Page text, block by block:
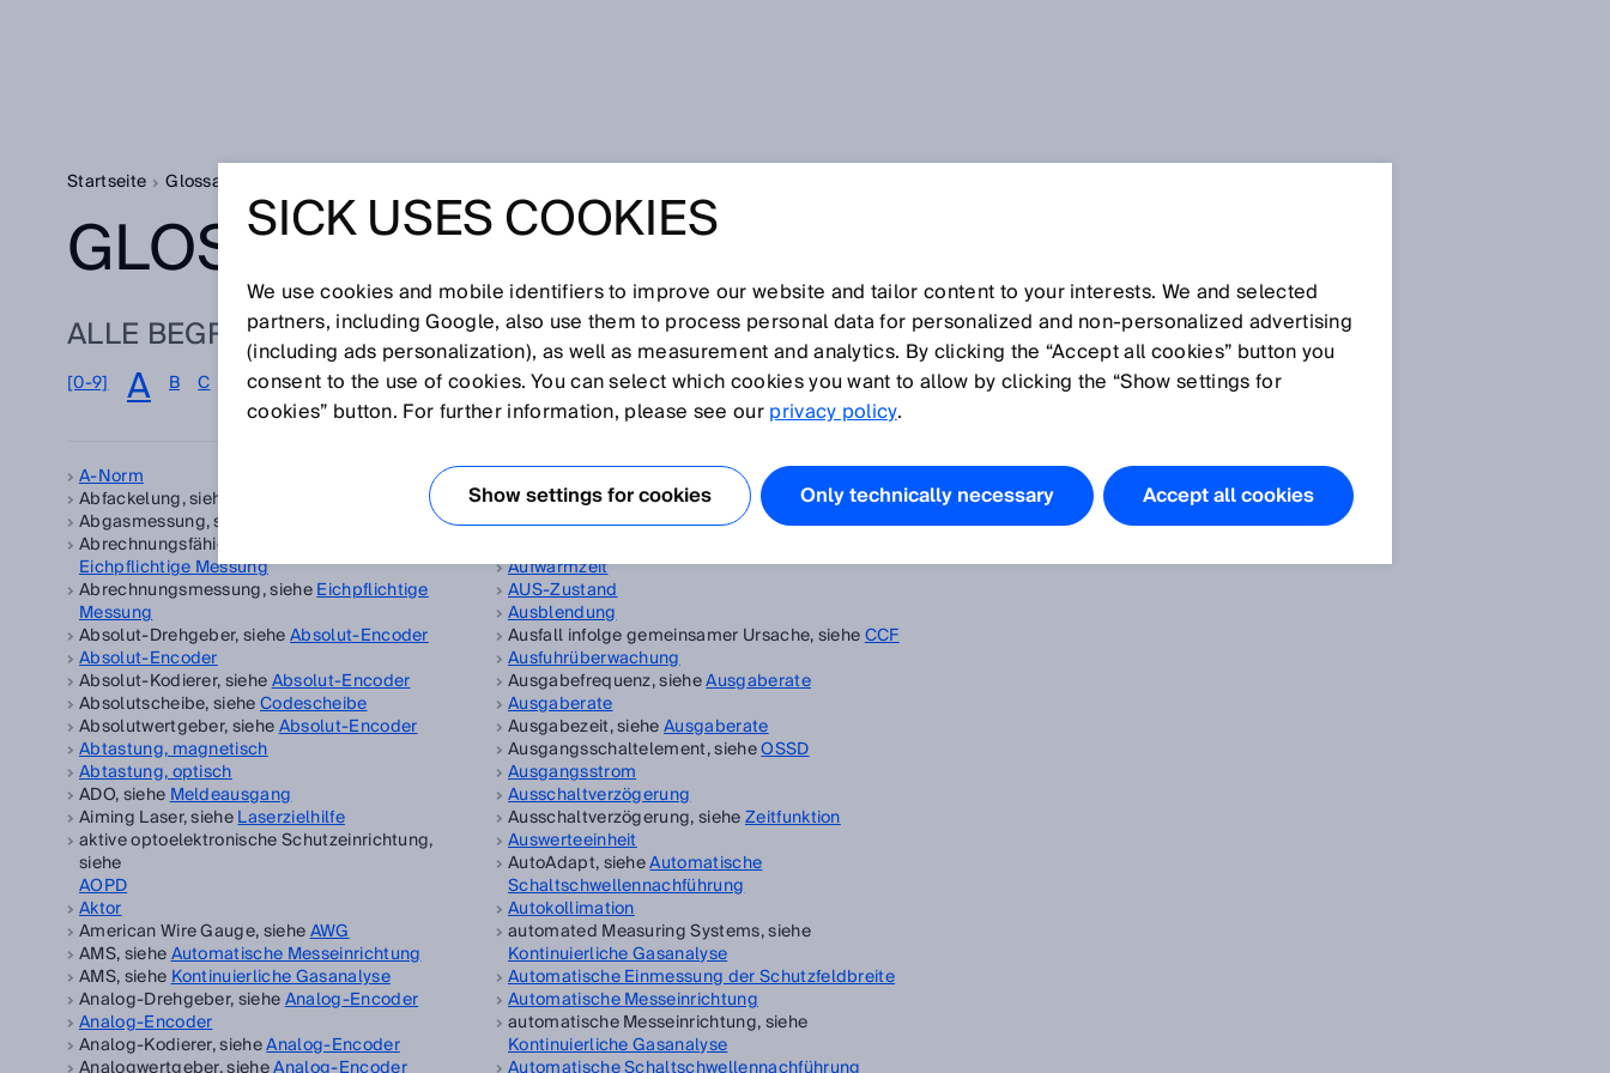
Startseite Glossar
GLOSSAR
ALLE BEGRIFFE ZU A
[0-9] A B C E F G H J K L M N O P Q R S T U V W X Y Z
A-Norm
Abfackelung, siehe
Abgasmessung, siehe Emissionsüberwachung
Abrechnungsfähige Messung, siehe
Eichpflichtige Messung
Abrechnungsmessung, sieheEichpflichtige
Messung
Absolut-Drehgeber, sieheAbsolut-Encoder
Absolut-Encoder
Absolut-Kodierer, sieheAbsolut-Encoder
Absolutscheibe, sieheCodescheibe
Absolutwertgeber, sieheAbsolut-Encoder
Abtastung, magnetisch
Abtastung, optisch
ADO, sieheMeldeausgang
Aiming Laser, sieheLaserzielhilfe
aktive optoelektronische Schutzeinrichtung,
siehe
AOPD
Aktor
American Wire Gauge, sieheAWG
AMS, sieheAutomatische Messeinrichtung
AMS, sieheKontinuierliche Gasanalyse
Analog-Drehgeber, sieheAnalog-Encoder
Analog-Encoder
Analog-Kodierer, sieheAnalog-Encoder
Array-Sensoren
ATEX
Auflösung
Aufwärmzeit
AUS-Zustand
Ausblendung
Ausfall infolge gemeinsamer Ursache, sieheCCF
Ausfuhrüberwachung
Ausgabefrequenz, sieheAusgaberate
Ausgaberate
Ausgabezeit, sieheAusgaberate
Ausgangsschaltelement, sieheOSSD
Ausgangsstrom
Ausschaltverzögerung
Ausschaltverzögerung, sieheZeitfunktion
Auswerteeinheit
AutoAdapt, sieheAutomatische
Schaltschwellennachführung
Autokollimation
automated Measuring Systems, siehe
Kontinuierliche Gasanalyse
Automatische Einmessung der Schutzfeldbreite
Automatische Messeinrichtung
automatische Messeinrichtung, siehe
Kontinuierliche Gasanalyse
SICK USES COOKIES
We use cookies and mobile identifiers to improve our website and tailor content to your interests. We and selected
partners, including Google, also use them to process personal data for personalized and non‑personalized advertising
(including ads personalization), as well as measurement and analytics. By clicking the “Accept all cookies” button you
consent to the use of cookies. You can select which cookies you want to allow by clicking the “Show settings for
cookies” button. For further information, please see ourprivacy policy.
Show settings for cookies Only technically necessary Accept all cookies